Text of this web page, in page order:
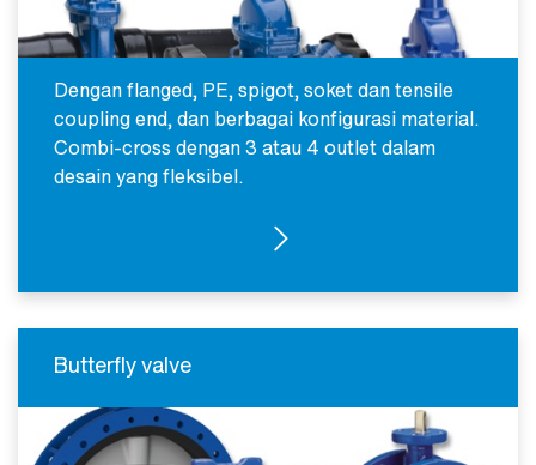
Dengan flanged, PE, spigot, soket dan tensile
coupling end, dan berbagai konfigurasi material.
Combi-cross dengan 3 atau 4 outlet dalam
desain yang fleksibel.
GATE VALVES
Butterfly valve